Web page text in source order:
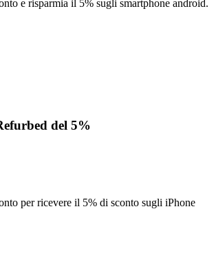
e risparmia il 5% sugli smartphone android.
del 5%
per ricevere il 5% di sconto sugli iPhone